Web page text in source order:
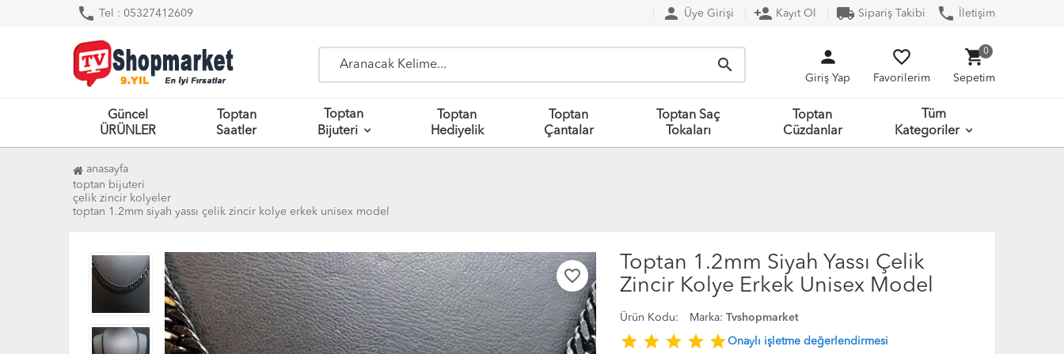
phone Tel : 05327412609 person Üye Girişi person_add Kayıt Ol local_shipping Sipariş Takibi phone İletişim
search person
Giriş Yap
favorite_border
Favorilerim
shopping_cart
Sepetim
0
Güncel
ÜRÜNLER
Toptan
Saatler
Toptan
Bijuteri
Toptan
Hediyelik
Toptan
Çantalar
Toptan Saç
Tokaları
Toptan
Cüzdanlar
Tüm
Kategoriler
anasayfa
toptan bijuteri
çelik zincir kolyeler
toptan 1.2mm siyah yassı çelik zincir kolye erkek unisex model
favorite_border
Toptan 1.2mm Siyah Yassı Çelik
Zincir Kolye Erkek Unisex Model
Ürün Kodu: Marka: Tvshopmarket
star star star star starOnaylı işletme değerlendirmesi